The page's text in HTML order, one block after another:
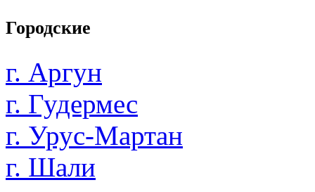
Городские
г. Аргун
г. Гудермес
г. Урус-Мартан
г. Шали